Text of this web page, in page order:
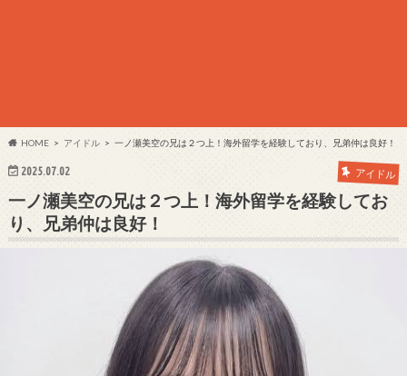
HOME アイドル 一ノ瀬美空の兄は２つ上！海外留学を経験しており、兄弟仲は良好！
2025.07.02 アイドル
一ノ瀬美空の兄は２つ上！海外留学を経験してお
り、兄弟仲は良好！